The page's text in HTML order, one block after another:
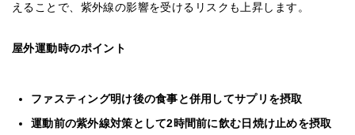
えることで、紫外線の影響を受けるリスクも上昇します。
屋外運動時のポイント
ファスティング明け後の食事と併用してサプリを摂取
運動前の紫外線対策として2時間前に飲む日焼け止めを摂取